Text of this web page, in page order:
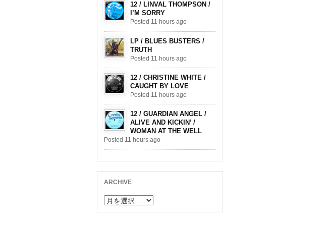
12 / LINVAL THOMPSON /
I’M SORRY
Posted 11 hours ago
LP / BLUES BUSTERS /
TRUTH
Posted 11 hours ago
12 / CHRISTINE WHITE /
CAUGHT BY LOVE
Posted 11 hours ago
12 / GUARDIAN ANGEL /
ALIVE AND KICKIN’ /
WOMAN AT THE WELL
Posted 11 hours ago
ARCHIVE
ARCHIVE